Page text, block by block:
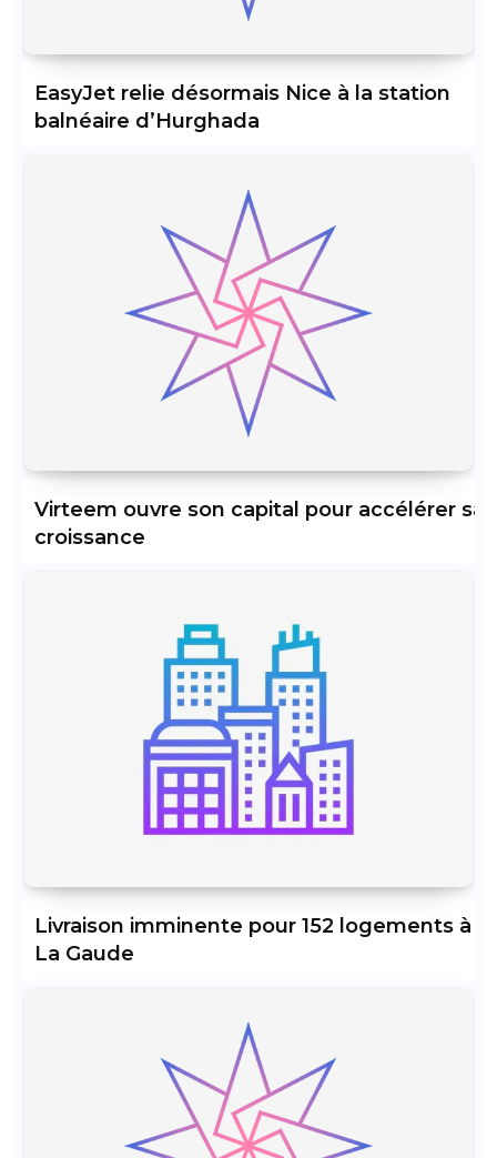
EasyJet relie désormais Nice à la station
balnéaire d’Hurghada
Virteem ouvre son capital pour accélérer sa
croissance
Livraison imminente pour 152 logements à
La Gaude